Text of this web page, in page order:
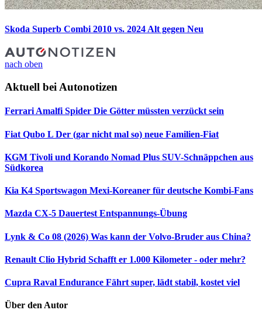
Skoda Superb Combi 2010 vs. 2024 Alt gegen Neu
nach oben
Aktuell bei Autonotizen
Ferrari Amalfi Spider Die Götter müssten verzückt sein
Fiat Qubo L Der (gar nicht mal so) neue Familien-Fiat
KGM Tivoli und Korando Nomad Plus SUV-Schnäppchen aus
Südkorea
Kia K4 Sportswagon Mexi-Koreaner für deutsche Kombi-Fans
Mazda CX-5 Dauertest Entspannungs-Übung
Lynk & Co 08 (2026) Was kann der Volvo-Bruder aus China?
Renault Clio Hybrid Schafft er 1.000 Kilometer - oder mehr?
Cupra Raval Endurance Fährt super, lädt stabil, kostet viel
Über den Autor